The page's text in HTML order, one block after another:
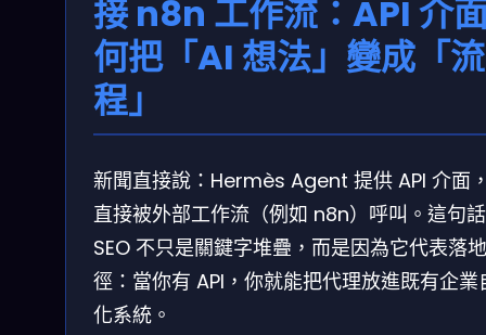
接 n8n 工作流：API 介
何把「AI 想法」變成「流
程」
新聞直接說：Hermès Agent 提供 API 介面
直接被外部工作流（例如 n8n）呼叫。這句
SEO 不只是關鍵字堆疊，而是因為它代表落
徑：當你有 API，你就能把代理放進既有企業
化系統。